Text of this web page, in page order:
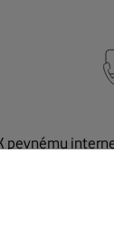
pevnému
další